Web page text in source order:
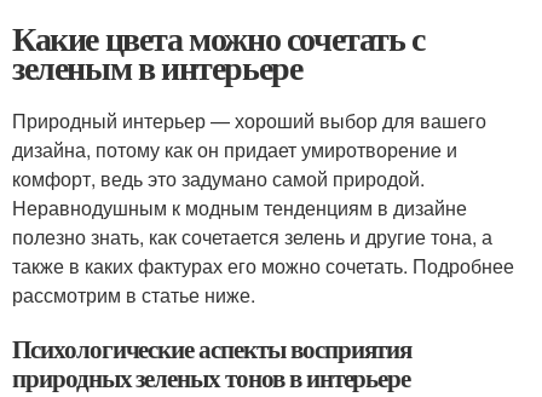
Какие цвета можно сочетать с
зеленым в интерьере
Природный интерьер — хороший выбор для вашего
дизайна, потому как он придает умиротворение и
комфорт, ведь это задумано самой природой.
Неравнодушным к модным тенденциям в дизайне
полезно знать, как сочетается зелень и другие тона, а
также в каких фактурах его можно сочетать. Подробнее
рассмотрим в статье ниже.
Психологические аспекты восприятия
природных зеленых тонов в интерьере